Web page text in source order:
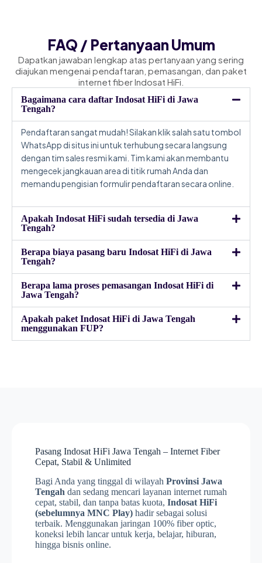
FAQ / Pertanyaan Umum
Dapatkan jawaban lengkap atas pertanyaan yang sering
diajukan mengenai pendaftaran, pemasangan, dan paket
internet fiber Indosat HiFi.
Bagaimana cara daftar Indosat HiFi di Jawa
Tengah?
Pendaftaran sangat mudah! Silakan klik salah satu tombol
WhatsApp di situs ini untuk terhubung secara langsung
dengan tim sales resmi kami. Tim kami akan membantu
mengecek jangkauan area di titik rumah Anda dan
memandu pengisian formulir pendaftaran secara online.
Apakah Indosat HiFi sudah tersedia di Jawa
Tengah?
Berapa biaya pasang baru Indosat HiFi di Jawa
Tengah?
Berapa lama proses pemasangan Indosat HiFi di
Jawa Tengah?
Apakah paket Indosat HiFi di Jawa Tengah
menggunakan FUP?
Pasang Indosat HiFi Jawa Tengah – Internet Fiber
Cepat, Stabil & Unlimited
Bagi Anda yang tinggal di wilayah Provinsi Jawa
Tengah dan sedang mencari layanan internet rumah
cepat, stabil, dan tanpa batas kuota, Indosat HiFi
(sebelumnya MNC Play) hadir sebagai solusi
terbaik. Menggunakan jaringan 100% fiber optic,
koneksi lebih lancar untuk kerja, belajar, hiburan,
hingga bisnis online.